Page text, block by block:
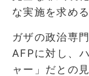
な実施を求め
ガザの政治専
AFPに対し、
ャー」だとの